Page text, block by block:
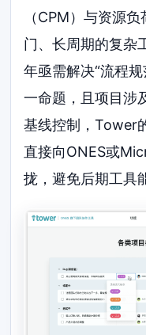
（CPM）与资源
门、长周期的复杂
年亟需解决“流程
一命题，且项目涉
基线控制，Tower
直接向ONES或
拢，避免后期工具